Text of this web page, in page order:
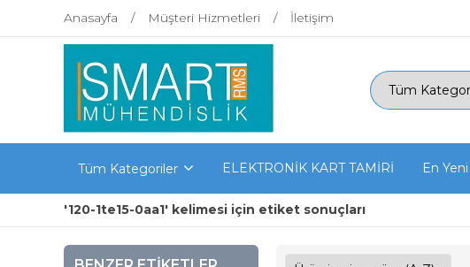
Anasayfa Müşteri Hizmetleri İletişim
Tüm Kategoriler ELEKTRONİK KART TAMİRİ En
'120-1te15-0aa1' kelimesi için etiket sonuçları